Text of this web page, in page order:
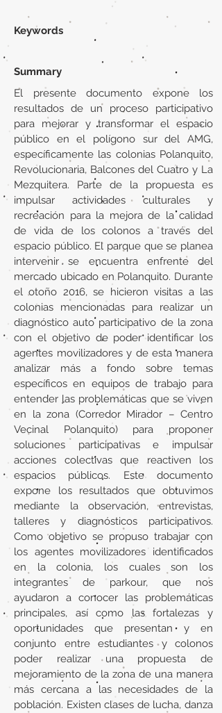
Keywords
Summary
El presente documento expone los
resultados de un proceso participativo
para mejorar y transformar el espacio
público en el polígono sur del AMG,
específicamente las colonias Polanquito,
Revolucionaria, Balcones del Cuatro y La
Mezquitera. Parte de la propuesta es
impulsar actividades culturales y
recreación para la mejora de la calidad
de vida de los colonos a través del
espacio público. El parque que se planea
intervenir se encuentra enfrente del
mercado ubicado en Polanquito. Durante
el otoño 2016, se hicieron visitas a las
colonias mencionadas para realizar un
diagnóstico auto participativo de la zona
con el objetivo de poder identificar los
agentes movilizadores y de esta manera
analizar más a fondo sobre temas
específicos en equipos de trabajo para
entender las problemáticas que se viven
en la zona (Corredor Mirador – Centro
Vecinal Polanquito) para proponer
soluciones participativas e impulsar
acciones colectivas que reactiven los
espacios públicos. Este documento
expone los resultados que obtuvimos
mediante la observación, entrevistas,
talleres y diagnósticos participativos.
Como objetivo se propuso trabajar con
los agentes movilizadores identificados
en la colonia, los cuales son los
integrantes de parkour, que nos
ayudaron a conocer las problemáticas
principales, así como las fortalezas y
oportunidades que presentan y en
conjunto entre estudiantes y colonos
poder realizar una propuesta de
mejoramiento de la zona de una manera
más cercana a las necesidades de la
población. Existen clases de lucha, danza